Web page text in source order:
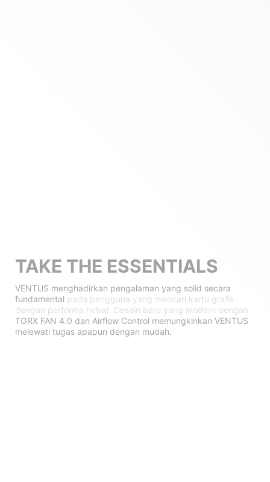
TAKE THE ESSENTIALS
VENTUS menghadirkan pengalaman yang solid secara
fundamental pada pengguna yang mencari kartu grafis
dengan performa hebat. Desain baru yang modern dengan
TORX FAN 4.0 dan Airflow Control memungkinkan VENTUS
melewati tugas apapun dengan mudah.